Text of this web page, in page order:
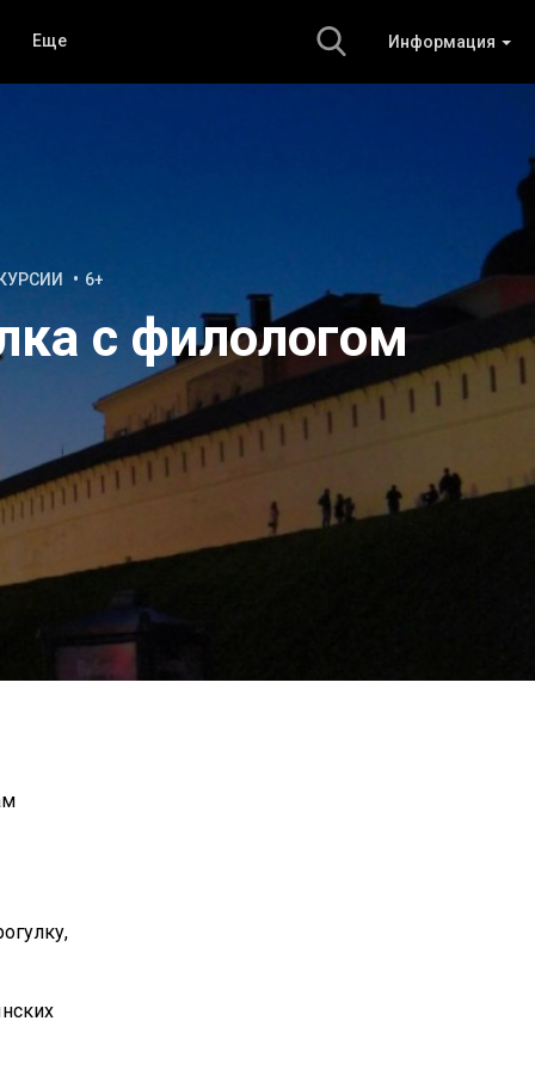
Информация
Еще
6+
с филологом